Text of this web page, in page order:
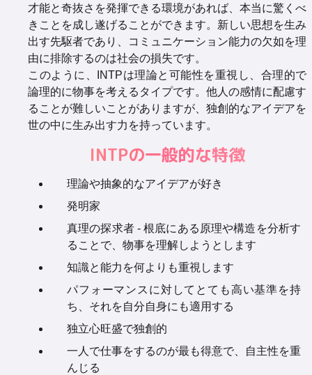
才能と奇抜さを発揮できる環境があれば、本当に驚くべ
きことを成し遂げることができます。新しい思想を生み
出す先駆者であり、コミュニケーション能力の欠如を理
由に排除するのは社会の損失です。
このように、INTPは理論と可能性を重視し、合理的で
論理的に物事を考えるタイプです。他人の感情に配慮す
ることが難しいことがありますが、独創的なアイデアを
世の中に生み出す力を持っています。
INTPの一般的な特徴
理論や抽象的なアイデアが好き
発明家
真理の探求者 - 根底にある原理や構造を分析す
ることで、物事を理解しようとします
知識と能力を何よりも重視します
パフォーマンスに対してとても高い基準を持
ち、それを自分自身にも適用する
独立心旺盛で独創的
一人で仕事をするのが最も得意で、自主性を重
んじる